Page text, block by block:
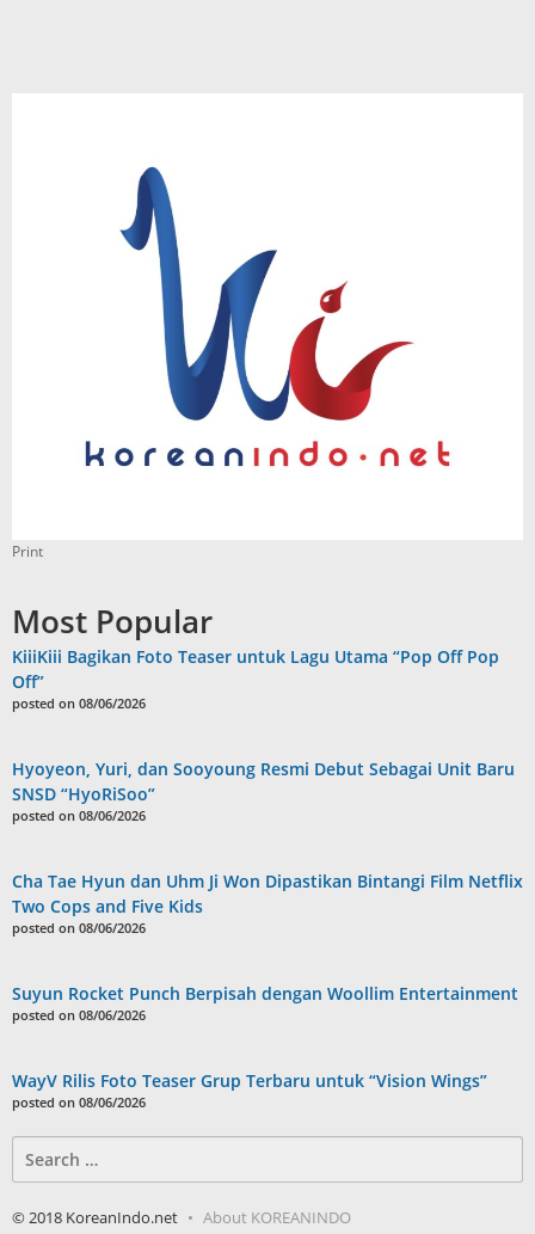
Print
Most Popular
KiiiKiii Bagikan Foto Teaser untuk Lagu Utama “Pop Off Pop
Off”
posted on 08/06/2026
Hyoyeon, Yuri, dan Sooyoung Resmi Debut Sebagai Unit Baru
SNSD “HyoRiSoo”
posted on 08/06/2026
Cha Tae Hyun dan Uhm Ji Won Dipastikan Bintangi Film Netflix
Two Cops and Five Kids
posted on 08/06/2026
Suyun Rocket Punch Berpisah dengan Woollim Entertainment
posted on 08/06/2026
WayV Rilis Foto Teaser Grup Terbaru untuk “Vision Wings”
posted on 08/06/2026
for:
© 2018 KoreanIndo.net About KOREANINDO